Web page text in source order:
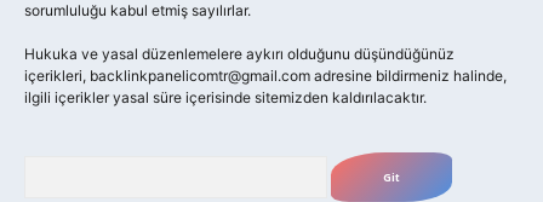
sorumluluğu kabul etmiş sayılırlar.
Hukuka ve yasal düzenlemelere aykırı olduğunu düşündüğünüz
içerikleri, backlinkpanelicomtr@gmail.com adresine bildirmeniz halinde,
ilgili içerikler yasal süre içerisinde sitemizden kaldırılacaktır.